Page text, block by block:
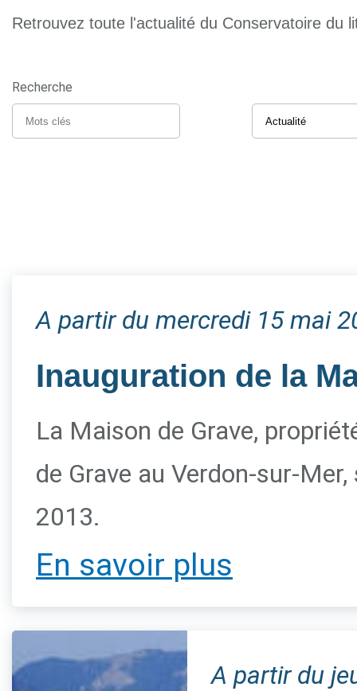
Retrouvez toute l'actualité du Conservatoire du
Recherche
A partir du mercredi 15 mai
Inauguration de la
La Maison de Grave,
de Grave au Verdon-sur-
2013.
En savoir plus
A partir du